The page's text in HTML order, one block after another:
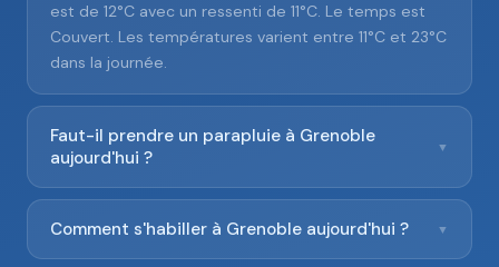
est de 12°C avec un ressenti de 11°C. Le temps est
Couvert. Les températures varient entre 11°C et 23°C
dans la journée.
Faut-il prendre un parapluie à Grenoble
aujourd'hui ?
▼
Comment s'habiller à Grenoble aujourd'hui ? ▼